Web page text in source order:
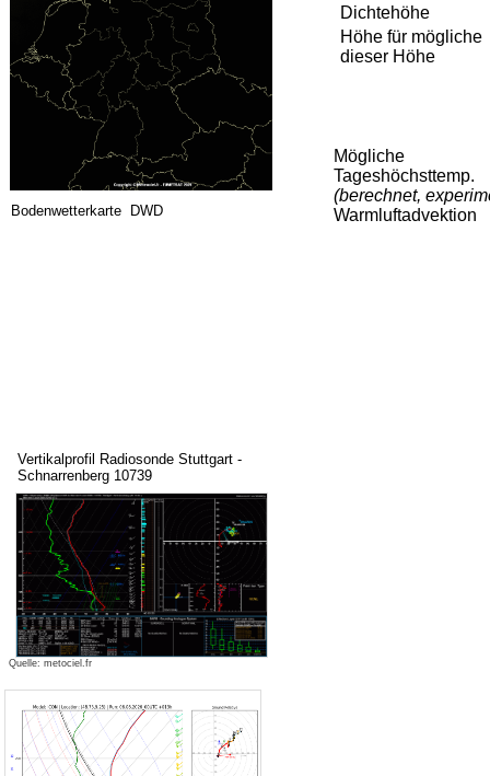
Bodenwetterkarte DWD
Vertikalprofil Radiosonde Stuttgart -
Schnarrenberg 10739
Quelle: metociel.fr